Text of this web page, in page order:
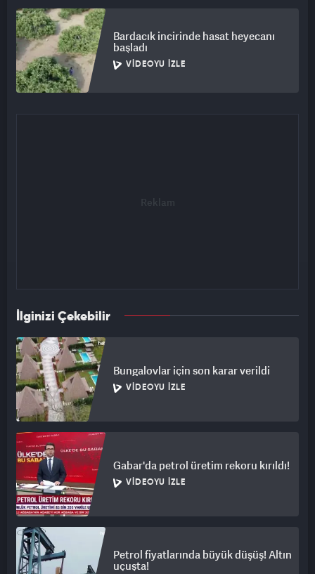
Bardacık incirinde hasat heyecanı
başladı
VIDEOYU İZLE
İlginizi Çekebilir
Bungalovlar için son karar verildi
VIDEOYU İZLE
Gabar'da petrol üretim rekoru kırıldı!
VIDEOYU İZLE
Petrol fiyatlarında büyük düşüş! Altın
uçuşta!